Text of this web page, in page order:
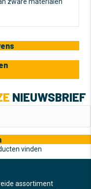
NIEUWSBRIEF
vinden
assortiment